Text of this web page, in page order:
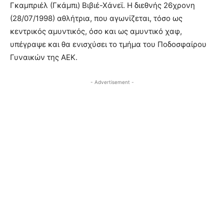
Γκαμπριέλ (Γκάμπι) Βιβιέ-Χάνεϊ. Η διεθνής 26χρονη
(28/07/1998) αθλήτρια, που αγωνίζεται, τόσο ως
κεντρικός αμυντικός, όσο και ως αμυντικό χαφ,
υπέγραψε και θα ενισχύσει το τμήμα του Ποδοσφαίρου
Γυναικών της ΑΕΚ.
- Advertisement -